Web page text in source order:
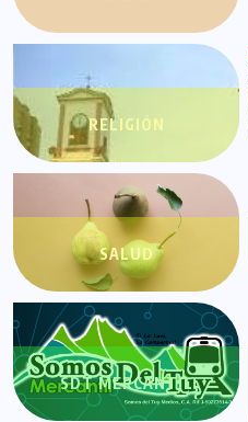
RELIGIÓN
SALUD
SDT MERCANTIL